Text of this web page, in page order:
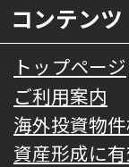
コンテンツ
トップページ
ご利用案内
海外投資物
資産形成に